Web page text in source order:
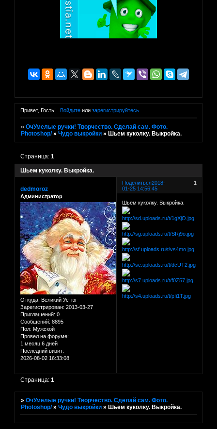
Привет, Гость! Войдитеили зарегистрируйтесь.
»ОчУмелые ручки! Творчество. Сделай сам. Фото.
Photoshop/ »Чудо выкройки » Шьем куколку. Выкройка.
Шьем куколку. Выкройка.
Страница:1
Поделиться 1
2018-
01-25 14:56:45
dedmoroz
Администратор
Откуда: Великий Устюг
Зарегистрирован: 2013-03-27
Приглашений: 0
Сообщений: 8895
Пол: Мужской
Провел на форуме:
1 месяц 6 дней
Последний визит:
2026-08-02 16:33:08
Шьем куколку. Выкройка.
Страница:1
»ОчУмелые ручки! Творчество. Сделай сам. Фото.
Photoshop/ »Чудо выкройки »Шьем куколку. Выкройка.